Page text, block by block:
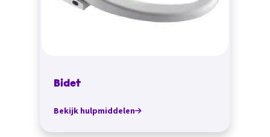
Bidet
Bekijk hulpmiddelen